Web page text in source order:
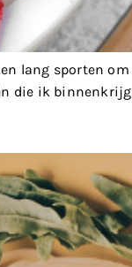
lang sporten
die ik